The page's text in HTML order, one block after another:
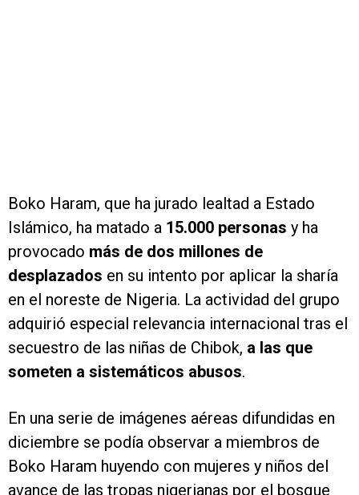
Boko Haram, que ha jurado lealtad a Estado
Islámico, ha matado a 15.000 personas y ha
provocado más de dos millones de
desplazados en su intento por aplicar la sharía
en el noreste de Nigeria. La actividad del grupo
adquirió especial relevancia internacional tras el
secuestro de las niñas de Chibok, a las que
someten a sistemáticos abusos.
En una serie de imágenes aéreas difundidas en
diciembre se podía observar a miembros de
Boko Haram huyendo con mujeres y niños del
avance de las tropas nigerianas por el bosque